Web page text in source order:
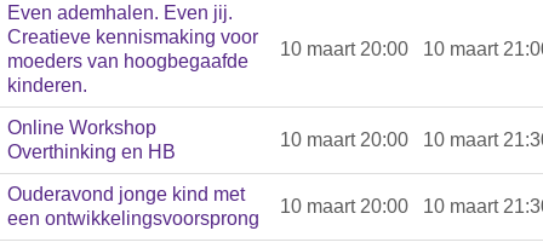
Even ademhalen. Even jij.
Creatieve kennismaking voor
moeders van hoogbegaafde
kinderen.
10 maart 20:00 10 maart
Online Workshop
Overthinking en HB
10 maart 20:00 10 maart
Ouderavond jonge kind met
een ontwikkelingsvoorsprong
10 maart 20:00 10 maart